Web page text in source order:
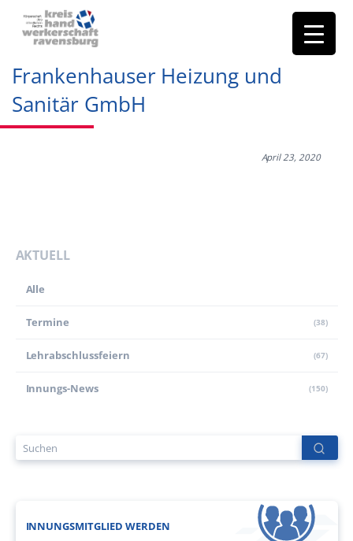
Frankenhauser Heizung und
Sanitär GmbH
April 23, 2020
AKTUELL
Alle
Termine (38)
Lehr­abschluss­feiern (67)
Innungs-News (150)
INNUNGSMITGLIED WERDEN